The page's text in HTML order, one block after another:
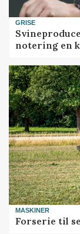
GRISE
notering en
MASKINER
Forserie til